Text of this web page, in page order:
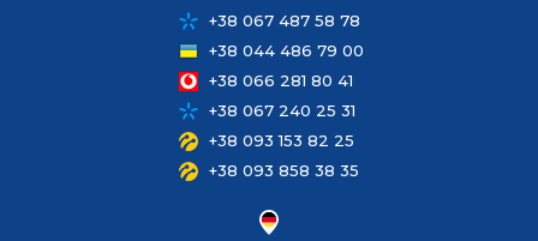
+38 067 487 58 78
+38 044 486 79 00
+38 066 281 80 41
+38 067 240 25 31
+38 093 153 82 25
+38 093 858 38 35